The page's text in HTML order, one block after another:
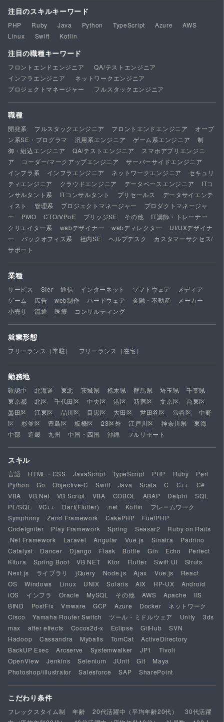
注目のスキルキーワード
PHP Ruby Java Python TypeScript Azure
AWS
Linux
Swift Kotlin
注目の職種キーワード
フロントエンドエンジニア
QA/テストエンジニア
インフラエンジニア
ネットワークエンジニア
プロジェクトマネージャー
フルスタックエンジニア
職種
開発系 フルスタックエンジニア フロントエンドエンジニア
オープ
ン系SE・プログラマ
汎用系エンジニア ゲーム系エンジニア
制
御・組込エンジニア
QA/テストエンジニア
スマホアプリエンジニ
ア
コーダー/マークアップエンジニア
サーバーサイドエンジニア
インフラ系
インフラエンジニア ネットワークエンジニア
セキュリ
ティエンジニア
クラウドエンジニア データベースエンジニア
ITコ
ンサルタント系
ITコンサルタント プリセールス
データサイエンテ
ィスト
管理系 プロジェクトマネージャー
プロダクトマネージャ
ー
PMO CTO/VPoE ブリッジSE その他
IT講師・トレーナー
クリエイター系
webデザイナー webディレクター
UI/UXデザイナ
ー
バックオフィス系 社内SE ヘルプデスク
カスタマーサクセス/
サポート
業種
サービス SIer 通信 インターネット ソフトウェア
メディア
ゲーム
広告 web制作 ハードウェア 金融・不動産
メーカー
小売り
流通 医療 コンサルティング
就業形態
フリーランス（常駐） フリーランス（在宅）
勤務地
確認中 北海道 東北 茨城県 栃木県 群馬県 埼玉県
千葉県
東京都
北区 千代田区 中央区 港区 新宿区 文京区
台東区
墨田区
江東区 品川区 目黒区 大田区 世田谷区 渋谷区
中野
区
杉並区 豊島区 板橋区 23区外 江戸川区 神奈川県
東海
中部
近畿 九州 中国・四国 沖縄 フルリモート
スキル
言語 HTML・CSS JavaScript TypeScript PHP Ruby
Perl
Python
Go Objective-C Swift Java Scala C C++
C#
VBA
VB.Net VB Script VBA COBOL ABAP Delphi
SQL
PL/SQL
VC++ Dart(Flutter) .net Kotlin
フレームワーク
Symphony
Zend Framework CakePHP
FuelPHP
CodeIgniter
Play Framework Spring Seasar2
Ruby on Rails
.Net Framework
Laravel Angular Vue.js Sinatra
Padrino
Catalyst
Dancer Django Flask Bottle Gin Echo
Perfect
Kitura
Spring Boot VB.NET Ktor Flutter Swift UI
Struts
Next.js
ライブラリ jQuery Node.js Ajax Vue.js
React
OS
Windows Linux UNIX Solaris AIX HP-UX
Android
iOS
インフラ Oracle MySQL その他 AWS Apache
IIS
BIND
PostFix Vmware GCP Azure Docker
ネットワーク
Cisco
Yamaha Router Switch ツール・ミドルウェア Unity
3ds
max
after effects Cocos2d-x Eclipse GitHub
SVN
Hadoop
Cassandra Mybatis TomCat
ActiveDirectory
BackUP Exec
Arcserve Systemwalker JP1
Tivoli
OpenView
Jenkins Selenium JUnit Git
Maya
Photoshop/illustrator
Salesforce SAP SharePoint
こだわり条件
フレックスタイム制 年齢 20代活躍中（平均年齢20代）
30代活躍